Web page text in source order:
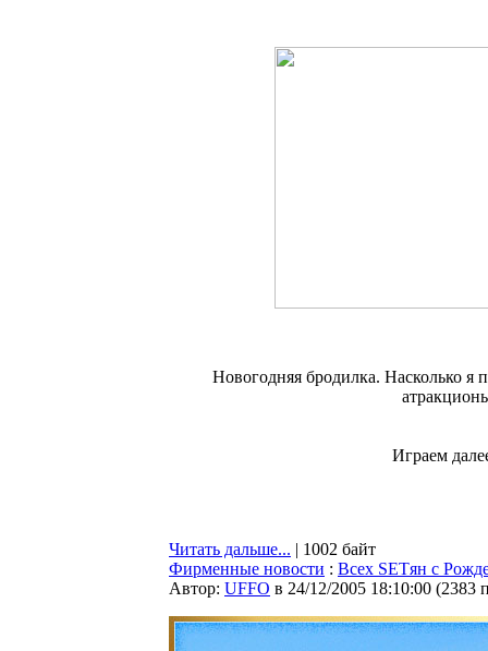
Новогодняя бродилка. Насколько я
Играем
Читать дальше... | 1002 байт
Фирменные новости : Всех SETян с
Автор: UFFO в 24/12/2005 18:10:00 (2383